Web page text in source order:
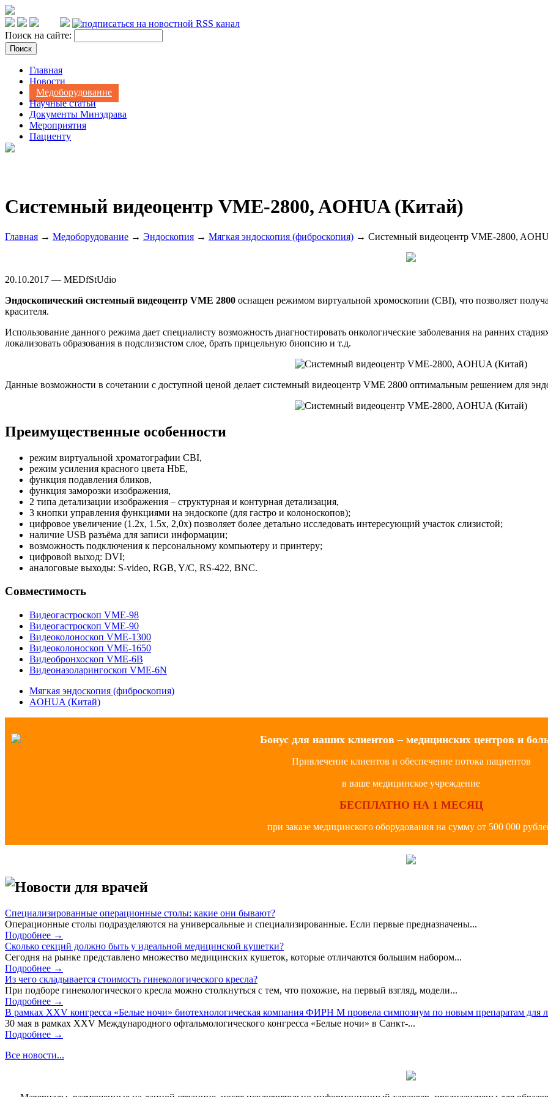
Поиск на сайте:
Главная
Новости
Медоборудование
Научные статьи
Документы Минздрава
Мероприятия
Пациенту
Системный видеоцентр VME-2800, AOHUA (Китай)
Главная → Медоборудование → Эндоскопия → Мягкая эндоскопия (фиброскопия) → Системный видеоцентр VME-2800,
20.10.2017 — MEDfStUdio
Эндоскопический системный видеоцентр VME 2800 оснащен режимом виртуальной хромоскопии (CBI), что позволяет
красителя.
Использование данного режима дает специалисту возможность диагностировать онкологические заболевания на ранних
локализовать образования в подслизистом слое, брать прицельную биопсию и т.д.
Данные возможности в сочетании с доступной ценой делает системный видеоцентр VME 2800 оптимальным решением для
Преимущественные особенности
режим виртуальной хроматографии CBI,
режим усиления красного цвета HbE,
функция подавления бликов,
функция заморозки изображения,
2 типа детализации изображения – структурная и контурная детализация,
3 кнопки управления функциями на эндоскопе (для гастро и колоноскопов);
цифровое увеличение (1.2х, 1.5х, 2,0х) позволяет более детально исследовать интересующий участок слизистой;
наличие USB разъёма для записи информации;
возможность подключения к персональному компьютеру и принтеру;
цифровой выход: DVI;
аналоговые выходы: S-video, RGB, Y/C, RS-422, BNC.
Совместимость
Видеогастроскоп VME-98
Видеогастроскоп VME-90
Видеоколоноскоп VME-1300
Видеоколоноскоп VME-1650
Видеобронхоскоп VME-6B
Видеоназоларингоскоп VME-6N
Мягкая эндоскопия (фиброскопия)
AOHUA (Китай)
Бонус для наших клиентов – медицинских центров и
Привлечение клиентов и обеспечение потока пациентов
в ваше медицинское учреждение
БЕСПЛАТНО НА 1 МЕСЯЦ
при заказе медицинского оборудования на сумму от 500 000
Новости для врачей
Специализированные операционные столы: какие они бывают?
Операционные столы подразделяются на универсальные и специализированные. Если первые предназначены...
Подробнее →
Сколько секций должно быть у идеальной медицинской кушетки?
Сегодня на рынке представлено множество медицинских кушеток, которые отличаются большим набором...
Подробнее →
Из чего складывается стоимость гинекологического кресла?
При подборе гинекологического кресла можно столкнуться с тем, что похожие, на первый взгляд, модели...
Подробнее →
В рамках XXV конгресса «Белые ночи» биотехнологическая компания ФИРН М провела симпозиум по новым препаратам для
30 мая в рамках XXV Международного офтальмологического конгресса «Белые ночи» в Санкт-...
Подробнее →
Все новости...